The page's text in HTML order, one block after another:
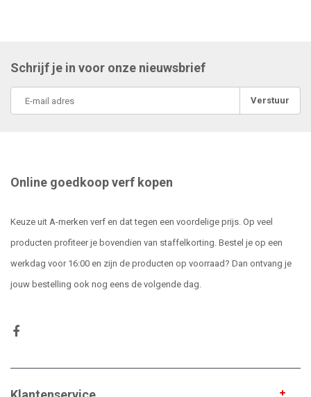
Schrijf je in voor onze nieuwsbrief
Verstuur
Online goedkoop verf kopen
Keuze uit A-merken verf en dat tegen een voordelige prijs. Op veel
producten profiteer je bovendien van staffelkorting. Bestel je op een
werkdag voor 16:00 en zijn de producten op voorraad? Dan ontvang je
jouw bestelling ook nog eens de volgende dag.